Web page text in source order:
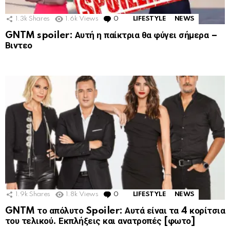
1.3k Shares 1.6k Views 0 Comments
LIFESTYLE NEWS
GNTM spoiler: Αυτή η παίκτρια θα φύγει σήμερα –
Βιντεο
1.9k Shares 1.8k Views 0 Comments
LIFESTYLE NEWS
GNTM το απόλυτο Spoiler: Αυτά είναι τα 4 κορίτσια
του τελικού. Εκπλήξεις και ανατροπές [φωτο]